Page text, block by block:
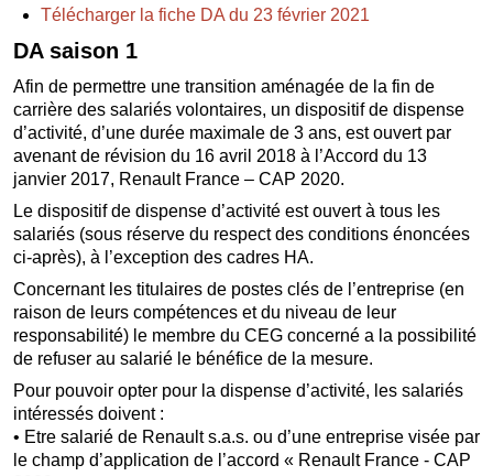
Télécharger la fiche DA du 23 février 2021
DA saison 1
Afin de permettre une transition aménagée de la fin de
carrière des salariés volontaires, un dispositif de dispense
d’activité, d’une durée maximale de 3 ans, est ouvert par
avenant de révision du 16 avril 2018 à l’Accord du 13
janvier 2017, Renault France – CAP 2020.
Le dispositif de dispense d’activité est ouvert à tous les
salariés (sous réserve du respect des conditions énoncées
ci-après), à l’exception des cadres HA.
Concernant les titulaires de postes clés de l’entreprise (en
raison de leurs compétences et du niveau de leur
responsabilité) le membre du CEG concerné a la possibilité
de refuser au salarié le bénéfice de la mesure.
Pour pouvoir opter pour la dispense d’activité, les salariés
intéressés doivent :
• Etre salarié de Renault s.a.s. ou d’une entreprise visée par
le champ d’application de l’accord « Renault France - CAP